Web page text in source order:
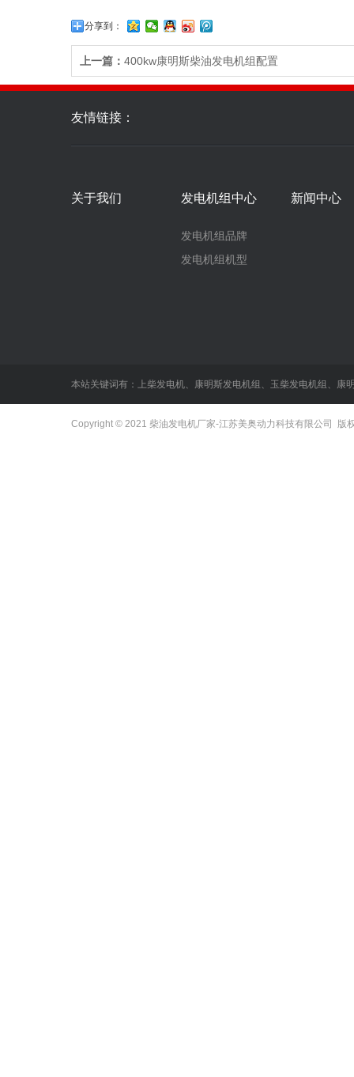
分享到：
上一篇： 400kw康明斯柴油发电机组配置
友情链接：
关于我们 发电机组中心
发电机组品牌
发电机组机型
新闻中心
本站关键词有： 上柴发电机、 康明斯发电机组 、 玉柴发电机组 、 康
Copyright © 2021 柴油发电机厂家-江苏美奥动力科技有限公司 版